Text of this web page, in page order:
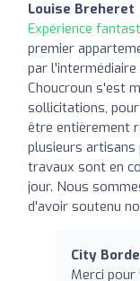
Louise Breheret
Expérience
premier
par l'intermédiaire
Choucroun s'est
sollicitations,
être entièrement
plusieurs artisans
travaux sont en
jour. Nous
d'avoir soutenu
City
Merci